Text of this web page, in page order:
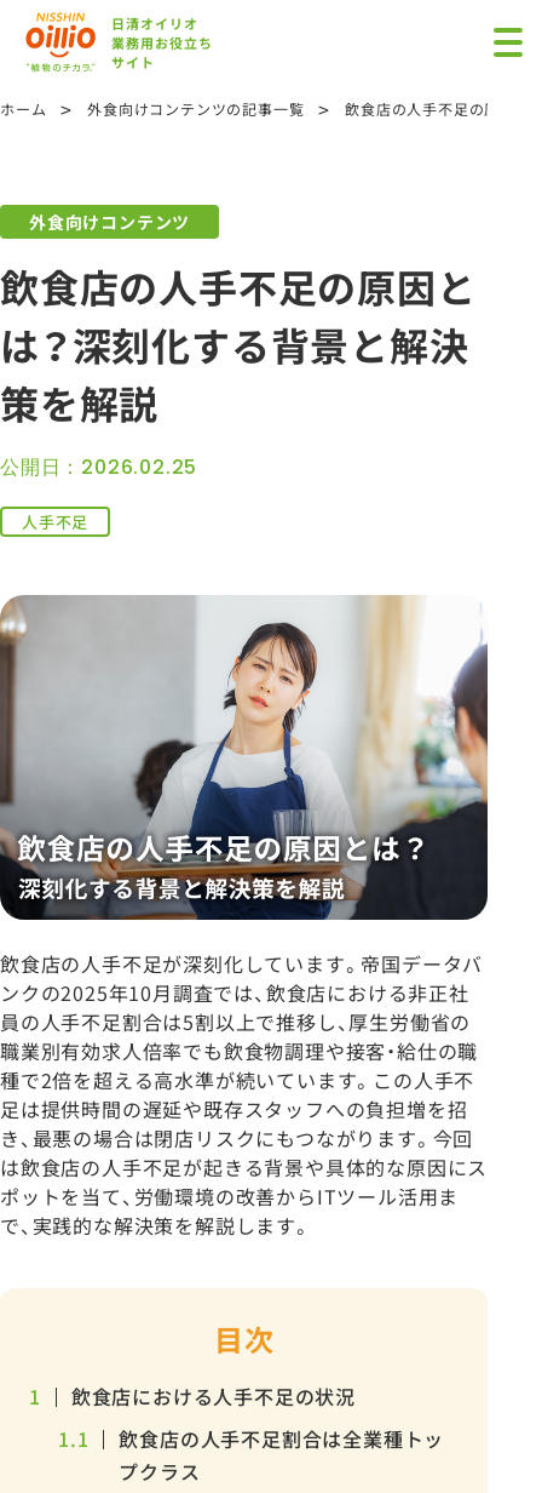
日清オイリオ
業務用お役立ち
サイト
ホーム > 外食向けコンテンツの記事一覧 > 飲食店の人手不足の原因と
外食向けコンテンツ
飲食店の人手不足の原因と
は？深刻化する背景と解決
策を解説
公開日：2026.02.25
人手不足
飲食店の人手不足が深刻化しています。帝国データバ
ンクの2025年10月調査では、飲食店における非正社
員の人手不足割合は5割以上で推移し、厚生労働省の
職業別有効求人倍率でも飲食物調理や接客・給仕の職
種で2倍を超える高水準が続いています。この人手不
足は提供時間の遅延や既存スタッフへの負担増を招
き、最悪の場合は閉店リスクにもつながります。今回
は飲食店の人手不足が起きる背景や具体的な原因にス
ポットを当て、労働環境の改善からITツール活用ま
で、実践的な解決策を解説します。
目次
1
飲食店における人手不足の状況
1.1
飲食店の人手不足割合は全業種トッ
プクラス